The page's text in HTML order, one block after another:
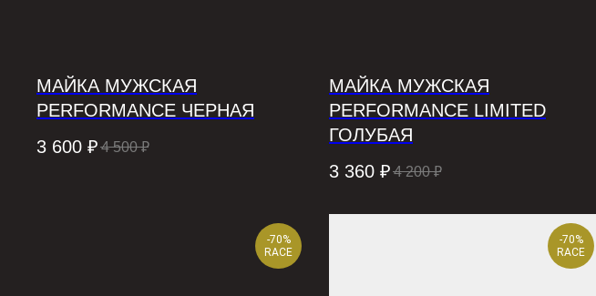
МАЙКА МУЖСКАЯ
PERFORMANCE ЧЕРНАЯ
3 600 ₽ 4 500 ₽
МАЙКА МУЖСКАЯ
PERFORMANCE LIMITED
ГОЛУБАЯ
3 360 ₽ 4 200 ₽
-70%
RACE
-70%
RACE